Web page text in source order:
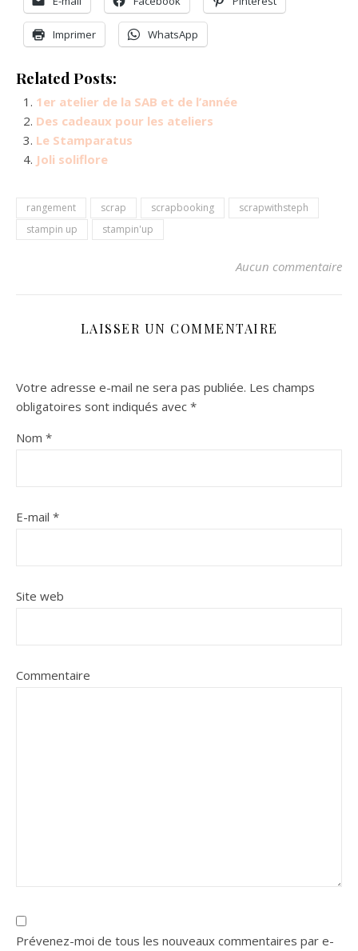
Imprimer WhatsApp
Related Posts:
1er atelier de la SAB et de l’année
Des cadeaux pour les ateliers
Le Stamparatus
Joli soliflore
rangement scrap scrapbooking
scrapwithsteph
stampin up
stampin'up
Aucun commentaire
LAISSER UN COMMENTAIRE
Votre adresse e-mail ne sera pas publiée. Les champs
obligatoires sont indiqués avec *
Nom *
E-mail *
Site web
Commentaire
Prévenez-moi de tous les nouveaux commentaires par e-